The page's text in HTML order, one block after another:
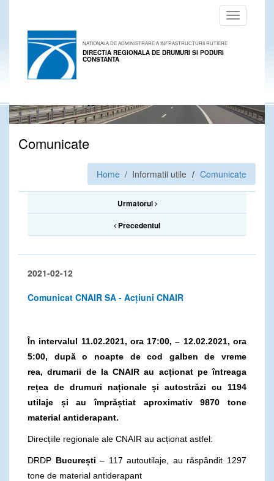
Toggle
navigation
NATIONALA DE ADMINISTRARE A INFRASTRUCTURII RUTIERE
DIRECTIA REGIONALA DE DRUMURI SI PODURI
CONSTANTA
Comunicate
Home / Informatii utile Comunicate
Urmatorul
Precedentul
2021-02-12
Comunicat CNAIR SA - Acțiuni CNAIR
În intervalul 11.02.2021, ora 17:00, – 12.02.2021, ora
5:00, după o noapte de cod galben de vreme
rea,drumarii de la CNAIR au acționat pe întreaga
rețea de drumuri naționale și autostrăzi cu 1194
utilaje și au împrăștiat aproximativ 9870 tone
material antiderapant.
Direcțiile regionale ale CNAIR au acționat astfel:
DRDP București– 117 autoutilaje, au răspândit 1297
tone de material antiderapant